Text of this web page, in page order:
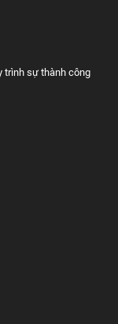
trình sự thành công